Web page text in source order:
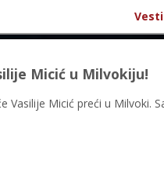
Micić u Milvokiju!
Vasilije Micić preći u Milvoki.